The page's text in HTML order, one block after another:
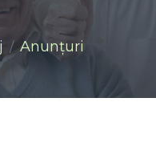
Anunţuri